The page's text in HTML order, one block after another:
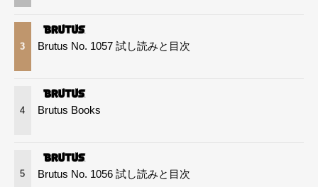
3 Brutus No. 1057 試し読みと目次
4 Brutus Books
5 Brutus No. 1056 試し読みと目次